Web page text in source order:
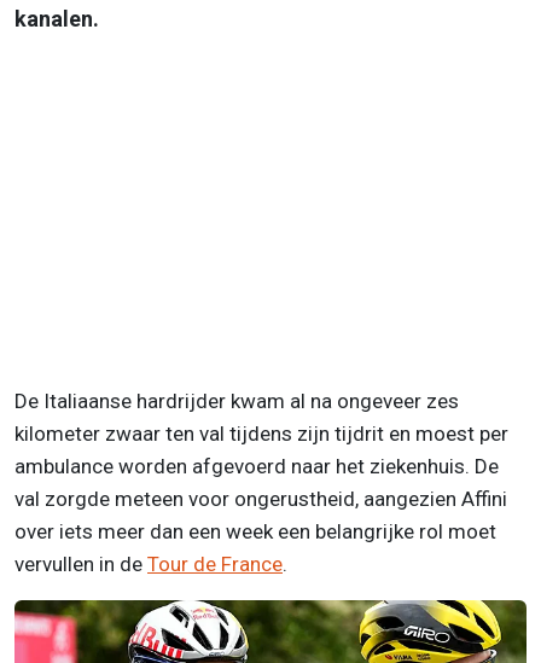
kanalen.
De Italiaanse hardrijder kwam al na ongeveer zes
kilometer zwaar ten val tijdens zijn tijdrit en moest per
ambulance worden afgevoerd naar het ziekenhuis. De
val zorgde meteen voor ongerustheid, aangezien Affini
over iets meer dan een week een belangrijke rol moet
vervullen in de Tour de France.